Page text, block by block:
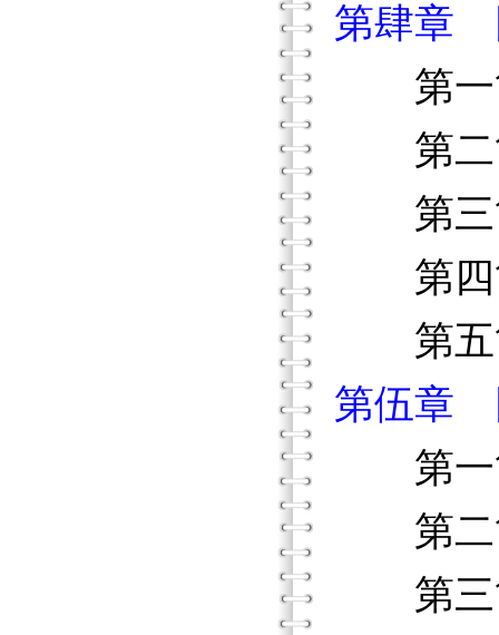
第肆章
第一
第二
第三
第四
第五
第伍章
第一
第二
第三